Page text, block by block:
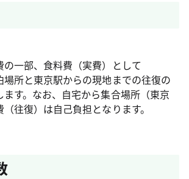
一部、食料費（実費）として
所と東京駅からの現地までの往復の
す。なお、自宅から集合場所（東京
往復）は自己負担となります。